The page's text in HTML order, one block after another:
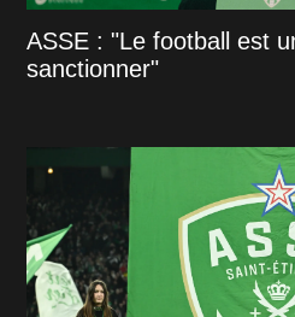
ASSE : "Le football est
sanctionner"